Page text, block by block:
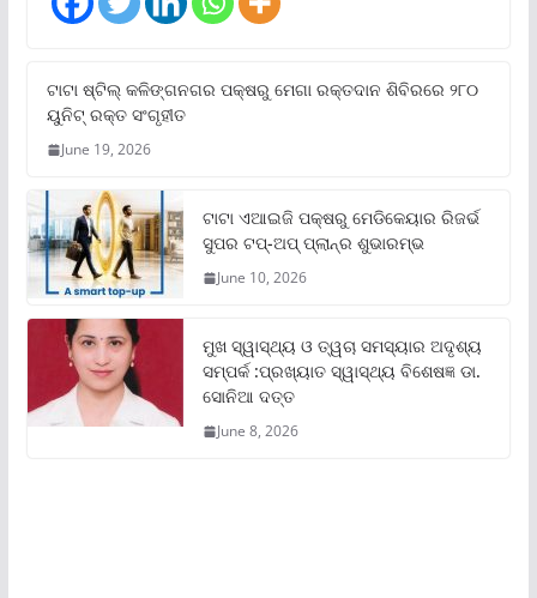
ଟାଟା ଷ୍ଟିଲ୍‌ କଳିଙ୍ଗନଗର ପକ୍ଷରୁ ମେଗା ରକ୍ତଦାନ ଶିବିରରେ ୨୮୦
ୟୁନିଟ୍‌ ରକ୍ତ ସଂଗୃହୀତ
June 19, 2026
ଟାଟା ଏଆଇଜି ପକ୍ଷରୁ ମେଡିକେୟାର ରିଜର୍ଭ
ସୁପର ଟପ୍‌-ଅପ୍ ପ୍ଲାନ୍‌ର ଶୁଭାରମ୍ଭ
June 10, 2026
ମୁଖ ସ୍ୱାସ୍ଥ୍ୟ ଓ ତ୍ୱଚା ସମସ୍ୟାର ଅଦୃଶ୍ୟ
ସମ୍ପର୍କ :ପ୍ରଖ୍ୟାତ ସ୍ୱାସ୍ଥ୍ୟ ବିଶେଷଜ୍ଞ ଡା.
ସୋନିଆ ଦତ୍ତ
June 8, 2026